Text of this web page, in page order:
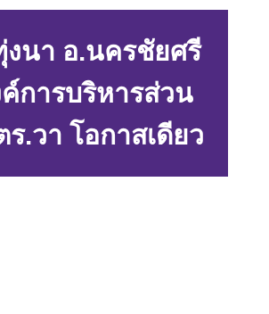
นา อ.นครชัยศรี
การบริหารส่วน
.วา โอกาสเดียว